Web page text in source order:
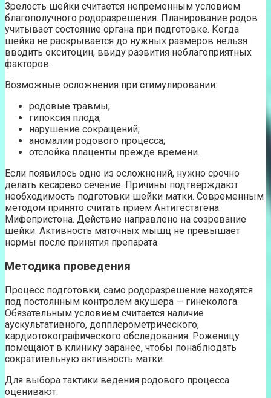
Зрелость шейки считается непременным условием
благополучного родоразрешения. Планирование родов
учитывает состояние органа при подготовке. Когда
шейка не раскрывается до нужных размеров нельзя
вводить окситоцин, ввиду развития неблагоприятных
факторов.
Возможные осложнения при стимулировании:
родовые травмы;
гипоксия плода;
нарушение сокращений;
аномалии родового процесса;
отслойка плаценты прежде времени.
Если появилось одно из осложнений, нужно срочно
делать кесарево сечение. Причины подтверждают
необходимость подготовки шейки матки. Современным
методом принято считать прием Антигестагена
Мифепристона. Действие направлено на созревание
шейки. Активность маточных мышц не превышает
нормы после принятия препарата.
Методика проведения
Процесс подготовки, само родоразрешение находятся
под постоянным контролем акушера — гинеколога.
Обязательным условием считается наличие
аускультативного, допплерометрического,
кардиотокографического обследования. Роженицу
помещают в клинику заранее, чтобы понаблюдать
сократительную активность матки.
Для выбора тактики ведения родового процесса
оценивают: